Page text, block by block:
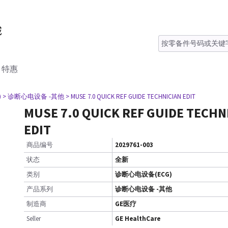
特惠
> 诊断心电设备 -其他 > MUSE 7.0 QUICK REF GUIDE TECHNICIAN EDIT
MUSE 7.0 QUICK REF GUIDE
EDIT
商品编号
2029761-003
状态
全新
类别
诊断心电设备(ECG)
产品系列
诊断心电设备 -其他
制造商
GE医疗
Seller
GE HealthCare